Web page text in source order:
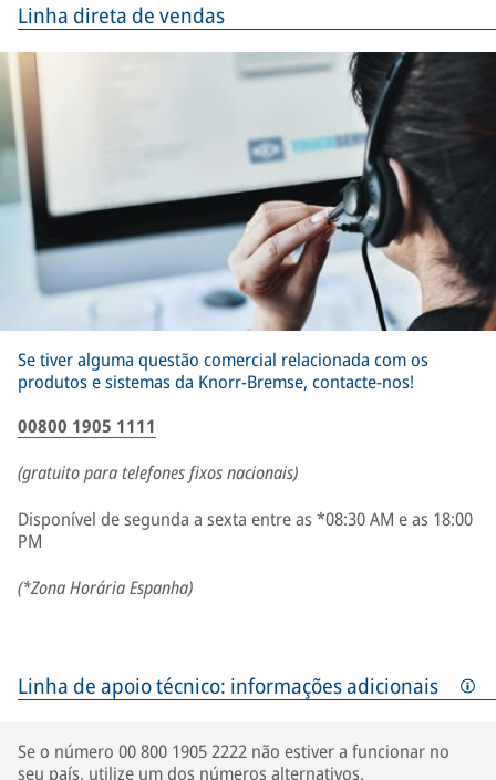
Linha direta de vendas
Se tiver alguma questão comercial relacionada com os
produtos e sistemas da Knorr-Bremse, contacte-nos!
00800 1905 1111
(gratuito para telefones fixos nacionais)
Disponível de segunda a sexta entre as *08:30 AM e as 18:00
PM
(*Zona Horária Espanha)
Linha de apoio técnico: informações adicionais
Se o número 00 800 1905 2222 não estiver a funcionar no
seu país, utilize um dos números alternativos.